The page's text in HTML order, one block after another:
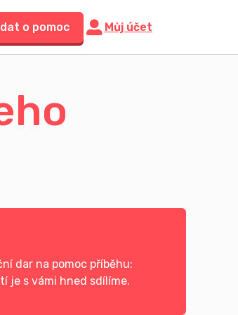
o pomoc Můj účet
dar na pomoc příběhu:
je s vámi hned sdílíme.